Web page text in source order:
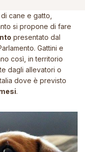
cane e gatto,
si propone di fare
presentato dal
Gattini e
così, in territorio
dagli allevatori o
dove è previsto
.